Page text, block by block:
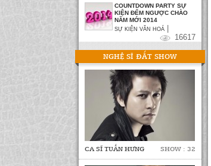
COUNTDOWN PARTY SỰ
KIỆN ĐẾM NGƯỢC CHÀO
NĂM MỚI 2014
SỰ KIỆN VĂN HOÁ
16617
NGHỆ SĨ ĐẮT SHOW
CA SĨ TUẤN HƯNG SHOW : 32